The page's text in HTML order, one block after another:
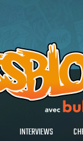
INTERVIEWS